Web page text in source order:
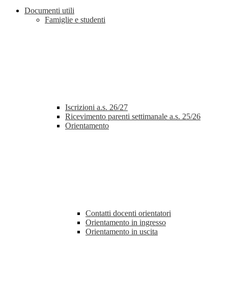
Documenti utili
Famiglie e studenti
Iscrizioni a.s. 26/27
Ricevimento parenti settimanale a.s. 25/26
Orientamento
Contatti docenti orientatori
Orientamento in ingresso
Orientamento in uscita